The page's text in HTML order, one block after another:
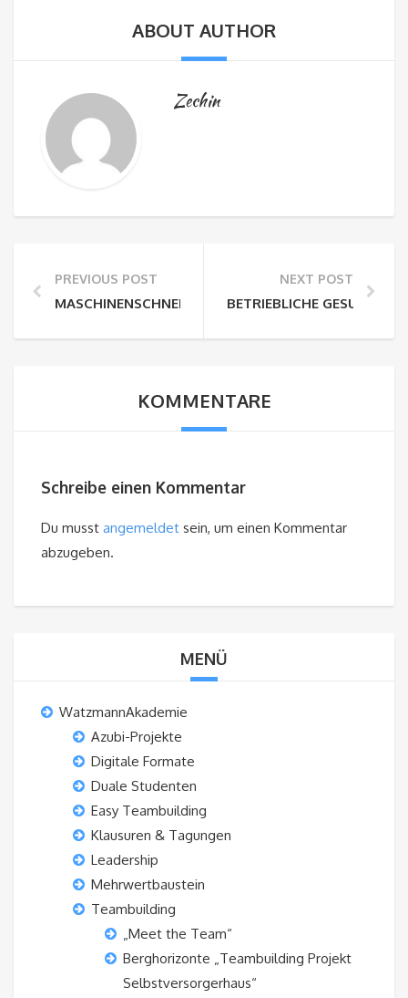
ABOUT AUTHOR
Zechin
PREVIOUS POST
MASCHINENSCHNEE IDE SNOWMAKER
NEXT POST
BETRIEBLICHE
KOMMENTARE
Schreibe einen Kommentar
Du musst angemeldet sein, um einen Kommentar
abzugeben.
MENÜ
WatzmannAkademie
Azubi-Projekte
Digitale Formate
Duale Studenten
Easy Teambuilding
Klausuren & Tagungen
Leadership
Mehrwertbaustein
Teambuilding
„Meet the Team“
Berghorizonte „Teambuilding Projekt
Selbstversorgerhaus“